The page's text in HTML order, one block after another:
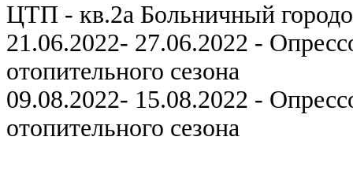
ЦТП - кв.2а Больничный
21.06.2022- 27.06.2022 -
отопительного сезона
09.08.2022- 15.08.2022 -
отопительного сезона